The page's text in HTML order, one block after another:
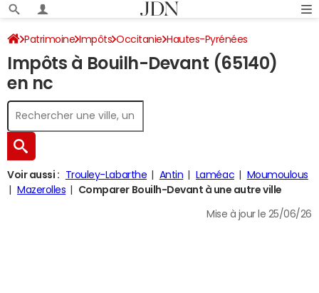
Patrimoine Impôts Occitanie Hautes-Pyrénées
Bouilh-Devant Impôt sur le revenu
Impôts à Bouilh-Devant (65140)
en nc
Voir aussi : Trouley-Labarthe Antin Laméac
Moumoulous
Mazerolles
Comparer Bouilh-Devant à une autre ville
Mise à jour le 25/06/26